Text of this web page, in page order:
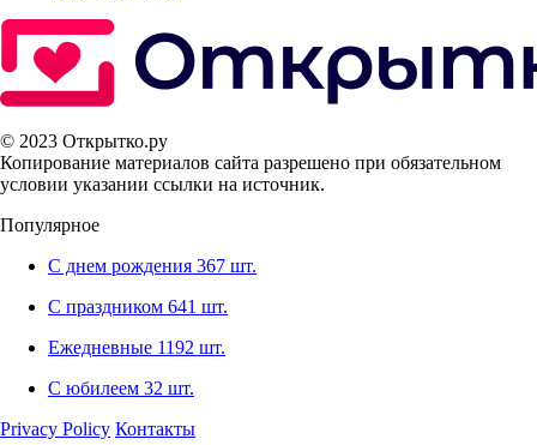
© 2023 Открытко.ру
Копирование материалов сайта разрешено при обязательном
условии указании ссылки на источник.
Популярное
С днем рождения 367 шт.
С праздником 641 шт.
Ежедневные 1192 шт.
С юбилеем 32 шт.
Privacy Policy Контакты